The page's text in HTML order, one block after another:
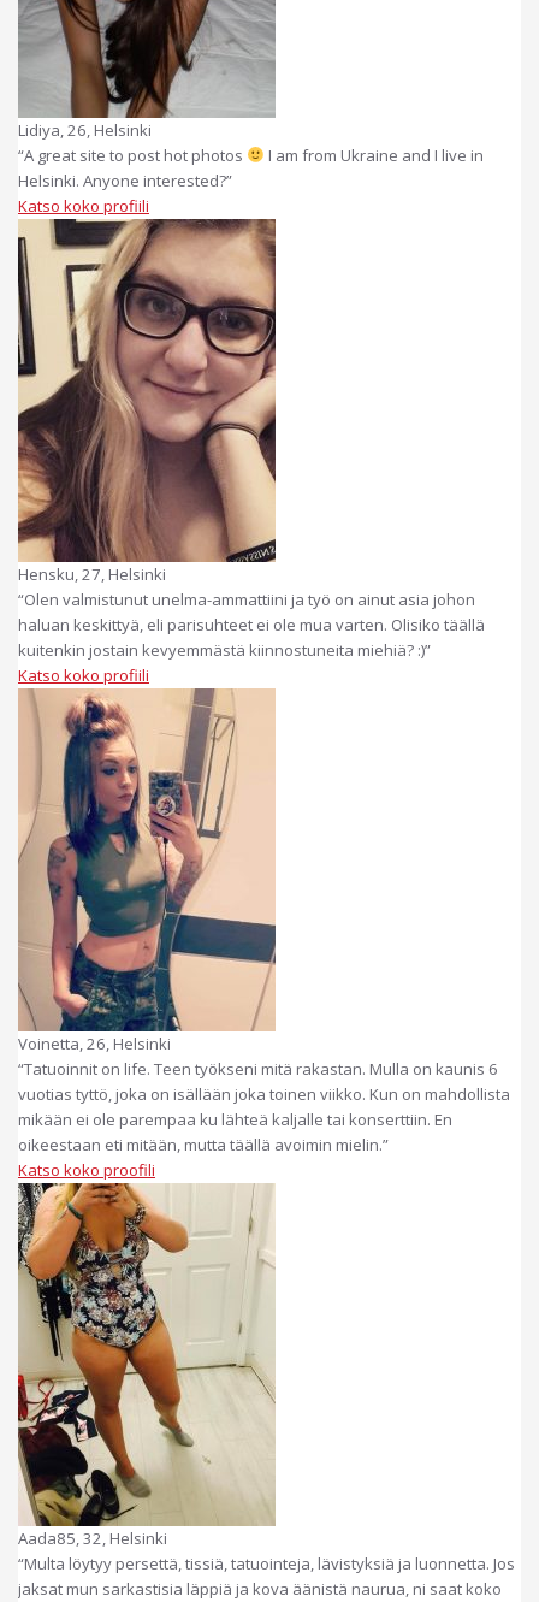
Lidiya, 26, Helsinki
“A great site to post hot photos
I am from Ukraine and I live in
Helsinki. Anyone interested?”
Katso koko profiili
Hensku, 27, Helsinki
“Olen valmistunut unelma-ammattiini ja työ on ainut asia johon
haluan keskittyä, eli parisuhteet ei ole mua varten. Olisiko täällä
kuitenkin jostain kevyemmästä kiinnostuneita miehiä? :)”
Katso koko profiili
Voinetta, 26, Helsinki
“Tatuoinnit on life. Teen työkseni mitä rakastan. Mulla on kaunis 6
vuotias tyttö, joka on isällään joka toinen viikko. Kun on mahdollista
mikään ei ole parempaa ku lähteä kaljalle tai konserttiin. En
oikeestaan eti mitään, mutta täällä avoimin mielin.”
Katso koko proofili
Aada85, 32, Helsinki
“Multa löytyy persettä, tissiä, tatuointeja, lävistyksiä ja luonnetta. Jos
jaksat mun sarkastisia läppiä ja kova äänistä naurua, ni saat koko